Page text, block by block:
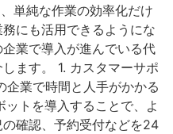
単純な作業の効率化だけ
にも活用できるようにな
業で導入が進んでいる代
ます。 1. カスタマーサポ
企業で時間と人手がかかる
トを導入することで、よ
確認、予約受付などを24